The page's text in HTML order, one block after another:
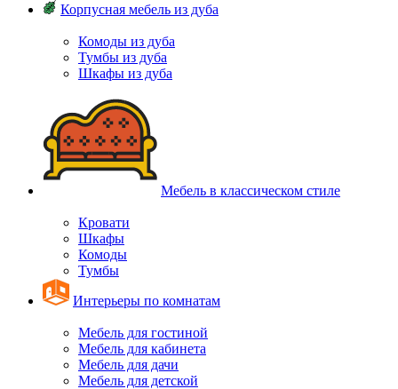
Корпусная мебель из дуба
Комоды из дуба
Тумбы из дуба
Шкафы из дуба
Мебель в классическом стиле
Кровати
Шкафы
Комоды
Тумбы
Интерьеры по комнатам
Мебель для гостиной
Мебель для кабинета
Мебель для дачи
Мебель для детской